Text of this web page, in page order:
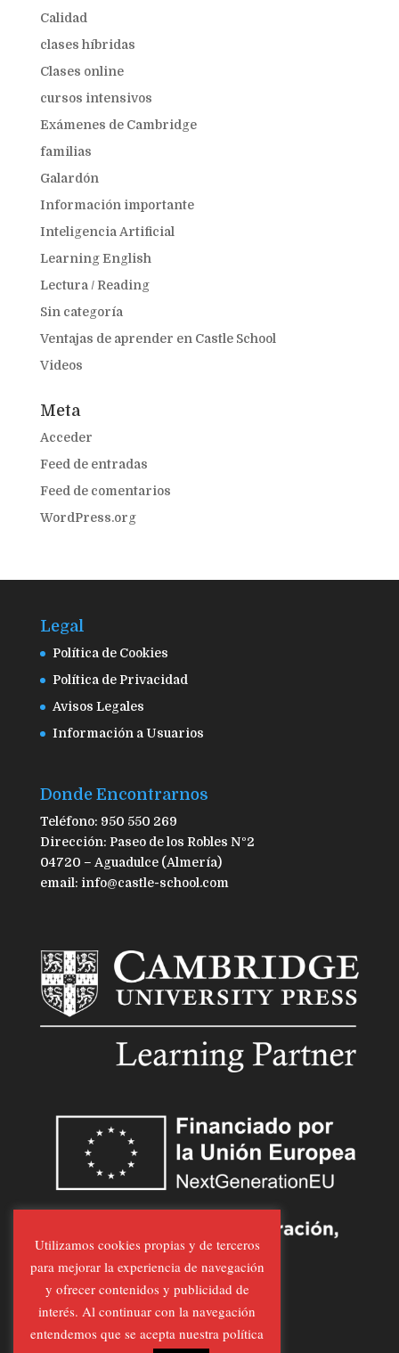
Calidad
clases híbridas
Clases online
cursos intensivos
Exámenes de Cambridge
familias
Galardón
Información importante
Inteligencia Artificial
Learning English
Lectura / Reading
Sin categoría
Ventajas de aprender en Castle School
Videos
Meta
Acceder
Feed de entradas
Feed de comentarios
WordPress.org
Legal
Política de Cookies
Política de Privacidad
Avisos Legales
Información a Usuarios
Donde Encontrarnos
Teléfono: 950 550 269
Dirección: Paseo de los Robles Nº2
04720 – Aguadulce (Almería)
email: info@castle-school.com
Utilizamos cookies propias y de terceros
para mejorar la experiencia de navegación
y ofrecer contenidos y publicidad de
interés. Al continuar con la navegación
entendemos que se acepta nuestra política